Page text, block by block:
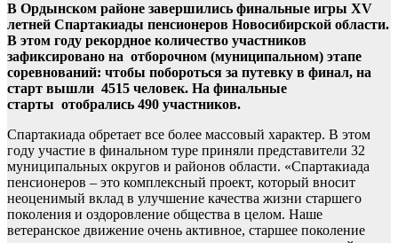
В Ордынском районе завершились финальные игры ХV
летней Спартакиады пенсионеров Новосибирской области.
В этом году рекордное количество участников
зафиксировано на отборочном (муниципальном) этапе
соревнований: чтобы побороться за путевку в финал, на
старт вышли 4515 человек. На финальные
старты отобрались 490 участников.
Спартакиада обретает все более массовый характер. В этом
году участие в финальном туре приняли представители 32
муниципальных округов и районов области. «Спартакиада
пенсионеров – это комплексный проект, который вносит
неоценимый вклад в улучшение качества жизни старшего
поколения и оздоровление общества в целом. Наше
ветеранское движение очень активное, старшее поколение